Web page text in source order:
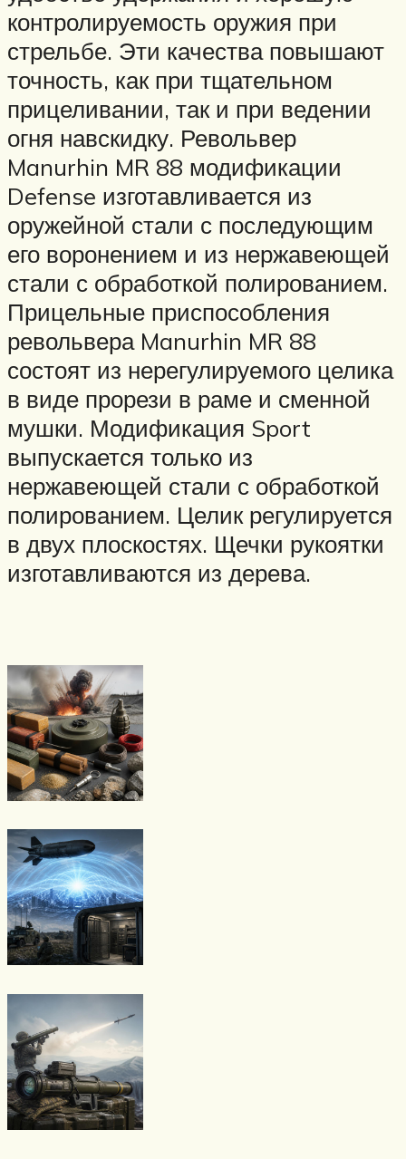
контролируемость оружия при
стрельбе. Эти качества повышают
точность, как при тщательном
прицеливании, так и при ведении
огня навскидку. Револьвер
Manurhin MR 88 модификации
Defense изготавливается из
оружейной стали с последующим
его воронением и из нержавеющей
стали с обработкой полированием.
Прицельные приспособления
револьвера Manurhin MR 88
состоят из нерегулируемого целика
в виде прорези в раме и сменной
мушки. Модификация Sport
выпускается только из
нержавеющей стали с обработкой
полированием. Целик регулируется
в двух плоскостях. Щечки рукоятки
изготавливаются из дерева.